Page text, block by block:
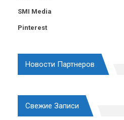
SMI Media
Pinterest
Новости Партнеров
Свежие Записи